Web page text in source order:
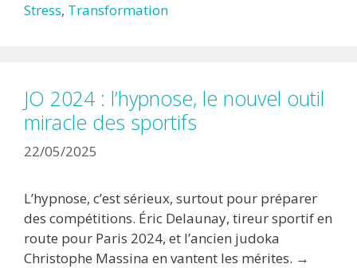
Stress, Transformation
JO 2024 : l’hypnose, le nouvel outil
miracle des sportifs
22/05/2025
L’hypnose, c’est sérieux, surtout pour préparer
des compétitions. Éric Delaunay, tireur sportif en
route pour Paris 2024, et l’ancien judoka
Christophe Massina en vantent les mérites. →